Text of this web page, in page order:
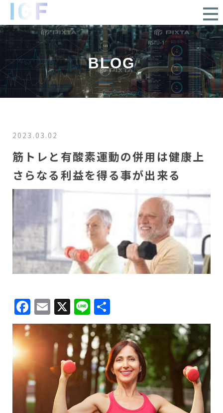
BLOG
2023.03.02
筋トレと有酸素運動の併用は健康上
さらなる利益を得る事が出来る
Facebook
Email
X Line
有